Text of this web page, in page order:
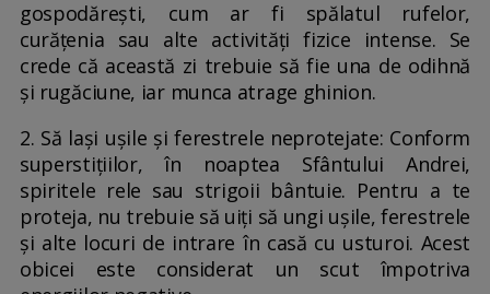
gospodărești, cum ar fi spălatul rufelor,
curățenia sau alte activități fizice intense. Se
crede că această zi trebuie să fie una de odihnă
și rugăciune, iar munca atrage ghinion.
2. Să lași ușile și ferestrele neprotejate: Conform
superstițiilor, în noaptea Sfântului Andrei,
spiritele rele sau strigoii bântuie. Pentru a te
proteja, nu trebuie să uiți să ungi ușile, ferestrele
și alte locuri de intrare în casă cu usturoi. Acest
obicei este considerat un scut împotriva